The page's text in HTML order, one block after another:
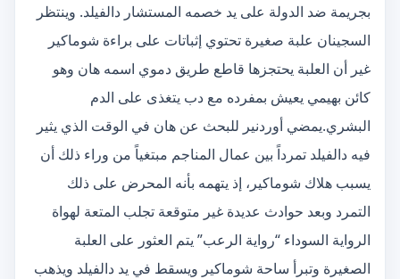
بجريمة ضد الدولة على يد خصمه المستشار دالفيلد. وينتظر
السجينان علبة صغيرة تحتوي إثباتات على براءة شوماكير
غير أن العلبة يحتجزها قاطع طريق دموي اسمه هان وهو
كائن بهيمي يعيش بمفرده مع دب يتغذى على الدم
البشري.يمضي أوردنير للبحث عن هان في الوقت الذي يثير
فيه دالفيلد تمرداً بين عمال المناجم مبتغياً من وراء ذلك أن
يسبب هلاك شوماكير، إذ يتهمه بأنه المحرض على ذلك
التمرد وبعد حوادث عديدة غير متوقعة تجلب المتعة لهواة
الرواية السوداء “رواية الرعب” يتم العثور على العلبة
الصغيرة وتبرأ ساحة شوماكير ويسقط في يد دالفيلد ويذهب